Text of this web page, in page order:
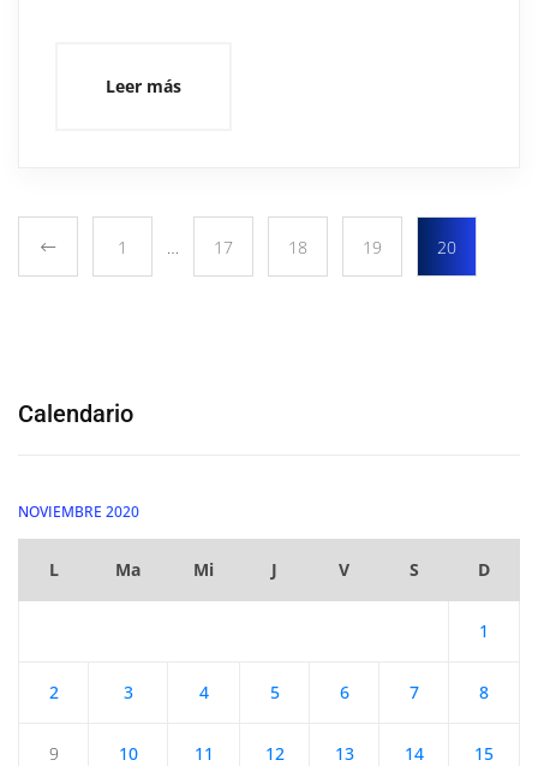
Leer más
1 … 17 18 19 20
Calendario
NOVIEMBRE 2020
L Ma Mi J V S D
1
2 3 4 5 6 7 8
9 10 11 12 13 14 15